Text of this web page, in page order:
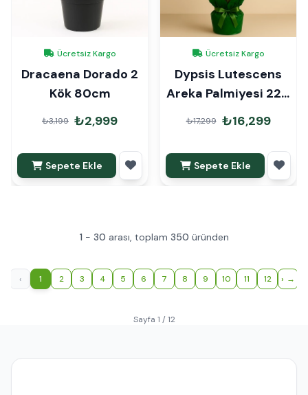
Ücretsiz Kargo
Dracaena Dorado 2
Kök 80cm
₺3,199 ₺2,999
Sepete Ekle
Ücretsiz Kargo
Dypsis Lutescens
Areka Palmiyesi 220
cm Hediye Paketli
₺17,299 ₺16,299
Sepete Ekle
1 - 30 arası, toplam 350 üründen
‹ 1 2 3 4 5 6 7 8 9 10 11 12 ›
Sayfa 1 / 12